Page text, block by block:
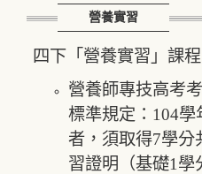
營養實習
四下 「 營養實習 」 課程
營養師專技高考
標準規定：104
者，須取得7學分
習證明（基礎1學